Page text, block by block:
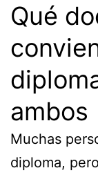
Qué
ambos
Muchas
diploma,